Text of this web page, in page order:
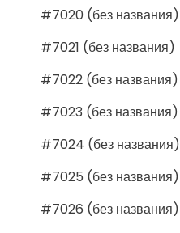
#7020 (без названия)
#7021 (без названия)
#7022 (без названия)
#7023 (без названия)
#7024 (без названия)
#7025 (без названия)
#7026 (без названия)